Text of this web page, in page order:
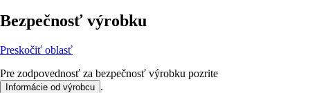
Bezpečnosť výrobku
Preskočiť oblasť
Pre zodpovednosť za bezpečnosť výrobku pozrite
Informácie od výrobcu .